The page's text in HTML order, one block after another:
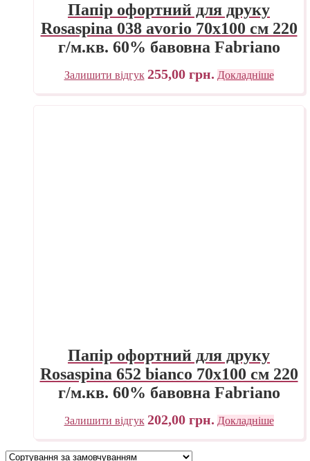
Папір офортний для друку
Rosaspina 038 avorio 70х100 см 220
г/м.кв. 60% бавовна Fabriano
Італія
Залишити відгук 255,00 грн. Докладніше
Папір офортний для друку
Rosaspina 652 bianco 70х100 см 220
г/м.кв. 60% бавовна Fabriano
Італія
Залишити відгук 202,00 грн. Докладніше